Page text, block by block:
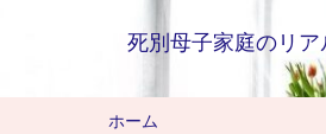
死別母子家庭のリア
ホーム